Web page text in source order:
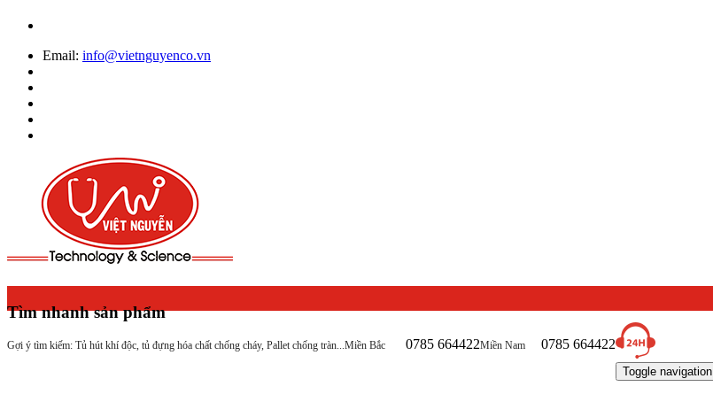
Email: info@vietnguyenco.vn
Tìm nhanh sản phẩm
Gợi ý tìm kiếm: Tủ hút khí độc, tủ đựng hóa chất chống cháy, Pallet chống tràn... Miền Bắc 0785 664422Miền Nam 0785 664422
Toggle navigation